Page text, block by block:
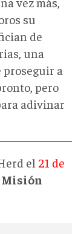
su
de
una
a
pero
adivinar
el 21 de
Misión